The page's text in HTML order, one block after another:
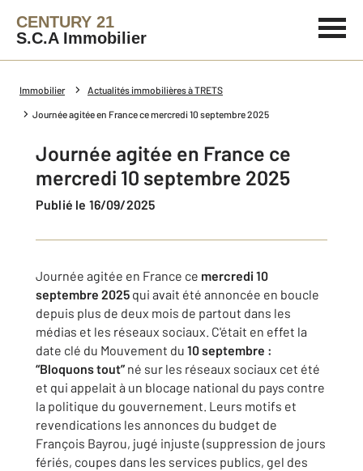
CENTURY 21
S.C.A Immobilier
Immobilier Actualités immobilières à TRETS
Journée agitée en France ce mercredi 10 septembre 2025
Journée agitée en France ce
mercredi 10 septembre 2025
Publié le 16/09/2025
Journée agitée en France ce mercredi 10
septembre 2025 qui avait été annoncée en boucle
depuis plus de deux mois de partout dans les
médias et les réseaux sociaux. C'était en effet la
date clé du Mouvement du 10 septembre :
“Bloquons tout” né sur les réseaux sociaux cet été
et qui appelait à un blocage national du pays contre
la politique du gouvernement. Leurs motifs et
revendications les annonces du budget de
François Bayrou, jugé injuste (suppression de jours
fériés, coupes dans les services publics, gel des